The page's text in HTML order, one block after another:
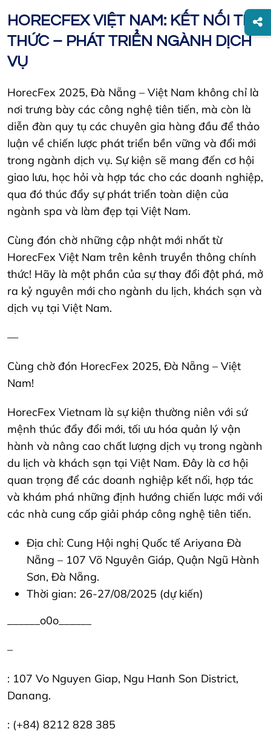
HORECFEX VIỆT NAM: KẾT NỐI TRI
THỨC – PHÁT TRIỂN NGÀNH DỊCH
VỤ
HorecFex 2025, Đà Nẵng – Việt Nam không chỉ là
nơi trưng bày các công nghệ tiên tiến, mà còn là
diễn đàn quy tụ các chuyên gia hàng đầu để thảo
luận về chiến lược phát triển bền vững và đổi mới
trong ngành dịch vụ. Sự kiện sẽ mang đến cơ hội
giao lưu, học hỏi và hợp tác cho các doanh nghiệp,
qua đó thúc đẩy sự phát triển toàn diện của
ngành spa và làm đẹp tại Việt Nam.
Cùng đón chờ những cập nhật mới nhất từ
HorecFex Việt Nam trên kênh truyền thông chính
thức! Hãy là một phần của sự thay đổi đột phá, mở
ra kỷ nguyên mới cho ngành du lịch, khách sạn và
dịch vụ tại Việt Nam.
—
Cùng chờ đón HorecFex 2025, Đà Nẵng – Việt
Nam!
HorecFex Vietnam là sự kiện thường niên với sứ
mệnh thúc đẩy đổi mới, tối ưu hóa quản lý vận
hành và nâng cao chất lượng dịch vụ trong ngành
du lịch và khách sạn tại Việt Nam. Đây là cơ hội
quan trọng để các doanh nghiệp kết nối, hợp tác
và khám phá những định hướng chiến lược mới với
các nhà cung cấp giải pháp công nghệ tiên tiến.
Địa chỉ: Cung Hội nghị Quốc tế Ariyana Đà
Nẵng – 107 Võ Nguyên Giáp, Quận Ngũ Hành
Sơn, Đà Nẵng.
Thời gian: 26-27/08/2025 (dự kiến)
______o0o______
–
: 107 Vo Nguyen Giap, Ngu Hanh Son District,
Danang.
: (+84) 8212 828 385